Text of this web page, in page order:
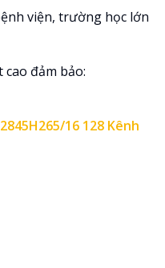
viện, trường học lớn
cao đảm bảo:
16 128 Kênh